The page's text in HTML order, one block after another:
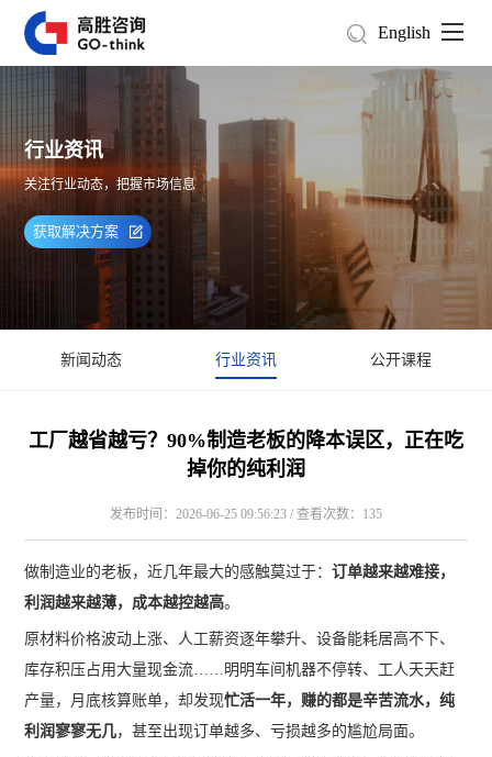
English
行业资讯
关注行业动态，把握市场信息
获取解决方案
新闻动态 行业资讯 公开课程
工厂越省越亏？90%制造老板的降本误区，正在吃
掉你的纯利润
发布时间：2026-06-25 09:56:23 / 查看次数：135
做制造业的老板，近几年最大的感触莫过于：订单越来越难接，
利润越来越薄，成本越控越高。
原材料价格波动上涨、人工薪资逐年攀升、设备能耗居高不下、
库存积压占用大量现金流……明明车间机器不停转、工人天天赶
产量，月底核算账单，却发现忙活一年，赚的都是辛苦流水，纯
利润寥寥无几，甚至出现订单越多、亏损越多的尴尬局面。